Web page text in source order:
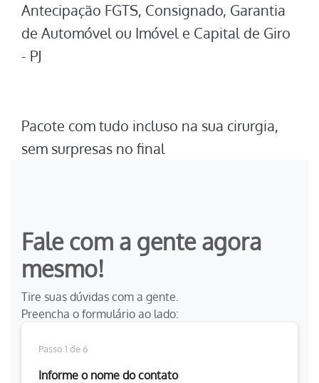
Antecipação FGTS, Consignado, Garantia
de Automóvel ou Imóvel e Capital de Giro
- PJ
Pacote com tudo incluso na sua cirurgia,
sem surpresas no final
Fale com a gente agora
mesmo!
Tire suas dúvidas com a gente.
Preencha o formulário ao lado:
Informe o nome do contato
Passo 1 de 6